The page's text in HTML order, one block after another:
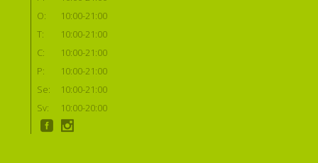
O:
10:00-21:00
T:
10:00-21:00
C:
10:00-21:00
P:
10:00-21:00
Se:
10:00-21:00
Sv:
10:00-20:00